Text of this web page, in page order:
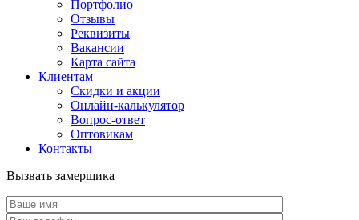
Портфолио
Отзывы
Реквизиты
Вакансии
Карта сайта
Клиентам
Скидки и акции
Онлайн-калькулятор
Вопрос-ответ
Оптовикам
Контакты
Вызвать замерщика